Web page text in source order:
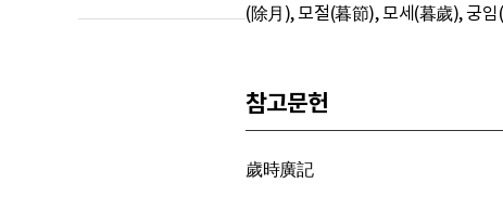
(除月), 모절(暮節), 모세(暮歲), 궁
참고문헌
歲時廣記